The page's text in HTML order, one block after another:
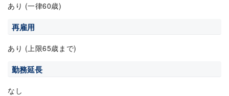
あり (一律60歳)
再雇用
あり (上限65歳まで)
勤務延長
なし